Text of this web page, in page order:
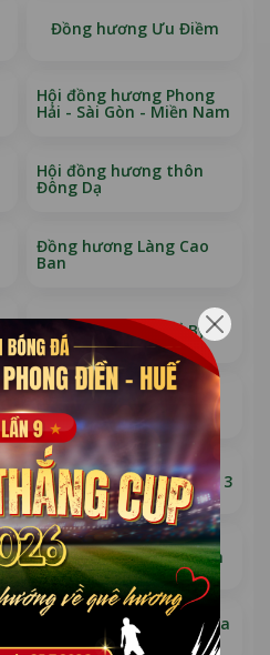
Đồng hương Ưu Điềm
Hội đồng hương Phong
Hải - Sài Gòn - Miền Nam
Hội đồng hương thôn
Đông Dạ
Đồng hương Làng Cao
Ban
Đồng hương Cổ By
Cụm đồng hương Cổ By 3
Đồng Hương Vân Trình
Hội đồng hương làng Gia